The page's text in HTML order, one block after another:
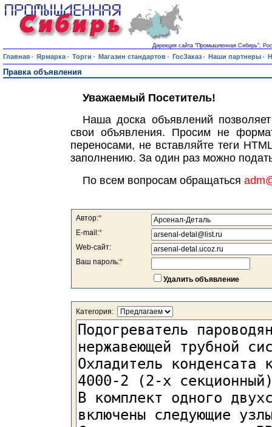
Дирекция сайта "Промышленная Сибирь",
Главная · Ярмарка · Торги · Магазин стандартов · ГосЗаказ · Наши партнеры ·
Правка объявления
Уважаемый Посетитель!
Наша доска объявлений
свои объявления. Просим не
переносами, не вставляйте теги
заполнению. За один раз можно
По всем вопросам обращаться
Автор:*
E-mail:*
Web-сайт:
Ваш пароль:*
Удалить объявление
Категория: